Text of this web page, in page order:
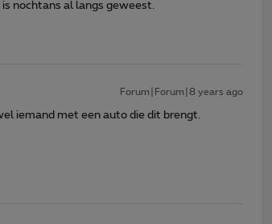
nochtans al langs geweest.
Forum|Forum|8 years ago
iemand met een auto die dit brengt.